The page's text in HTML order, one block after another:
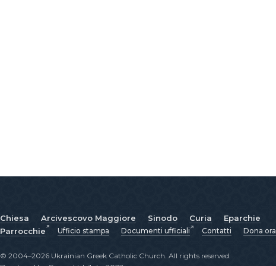
Chiesa Arcivescovo Maggiore Sinodo Curia
Eparchie
Parrocchie
Ufficio stampa Documenti ufficiali Contatti Dona ora
© 2004–2026 Ukrainian Greek Catholic Church. All rights reserved.